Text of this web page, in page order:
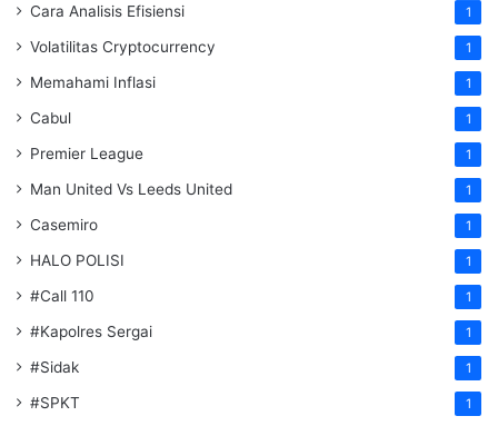
Cara Analisis Efisiensi 1
Volatilitas Cryptocurrency 1
Memahami Inflasi 1
Cabul 1
Premier League 1
Man United Vs Leeds United 1
Casemiro 1
HALO POLISI 1
#Call 110 1
#Kapolres Sergai 1
#Sidak 1
#SPKT 1